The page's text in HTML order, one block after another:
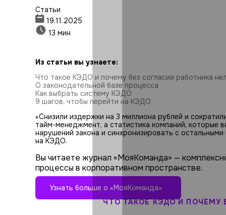
Статьи
19.11.2025
13 мин
Из статьи вы узнаете:
Что такое КЭДО и почему без согласия работника
О законодательной базе процесса
Как выбрать систему КЭДО
9 шагов, чтобы перейти на КЭДО
«Снизили издержки на 3 миллиона рублей и
тайм-менеджмент, а статистика компаний, которые
нарушений закона и синхронизировать с
на КЭДО.
Вы читаете журнал «МояКоманда» —
процессы в корпоративном пространстве.
Узнать больше о «МояКоманда»
ЧТО ТАКОЕ КЭДО И ПОЧЕМУ